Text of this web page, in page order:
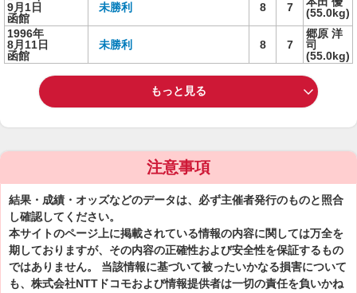
9月1日
函館
未勝利 8 7
(55.0kg)
1996年
8月11日
函館
未勝利 8 7
郷原 洋
司
(55.0kg)
もっと見る
注意事項
結果・成績・オッズなどのデータは、必ず主催者発行のものと照合
し確認してください。
本サイトのページ上に掲載されている情報の内容に関しては万全を
期しておりますが、その内容の正確性および安全性を保証するもの
ではありません。 当該情報に基づいて被ったいかなる損害について
も、株式会社NTTドコモおよび情報提供者は一切の責任を負いかね